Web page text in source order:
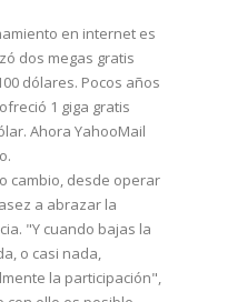
en internet es
dos megas gratis
dólares. Pocos años
1 giga gratis
Ahora YahooMail
cambio, desde operar
a abrazar la
"Y cuando bajas la
o casi nada,
la participación",